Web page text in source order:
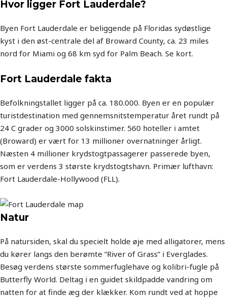
Hvor ligger Fort Lauderdale?
Byen Fort Lauderdale er beliggende på Floridas sydøstlige
kyst i den øst-centrale del af Broward County, ca. 23 miles
nord for Miami og 68 km syd for Palm Beach. Se kort.
Fort Lauderdale fakta
Befolkningstallet ligger på ca. 180.000. Byen er en populær
turistdestination med gennemsnitstemperatur året rundt på
24 C grader og 3000 solskinstimer. 560 hoteller i amtet
(Broward) er vært for 13 millioner overnatninger årligt.
Næsten 4 millioner krydstogtpassagerer passerede byen,
som er verdens 3 største krydstogtshavn. Primær lufthavn:
Fort Lauderdale-Hollywood (FLL).
Natur
På natursiden, skal du specielt holde øje med alligatorer, mens
du kører langs den berømte “River of Grass” i Everglades.
Besøg verdens største sommerfuglehave og kolibri-fugle på
Butterfly World. Deltag i en guidet skildpadde vandring om
natten for at finde æg der klækker. Kom rundt ved at hoppe